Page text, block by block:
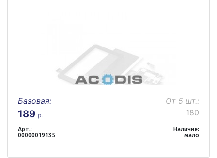
Базовая:
189 р.
От 5 шт.:
180
Арт.:
00000019135
Наличие:
мало